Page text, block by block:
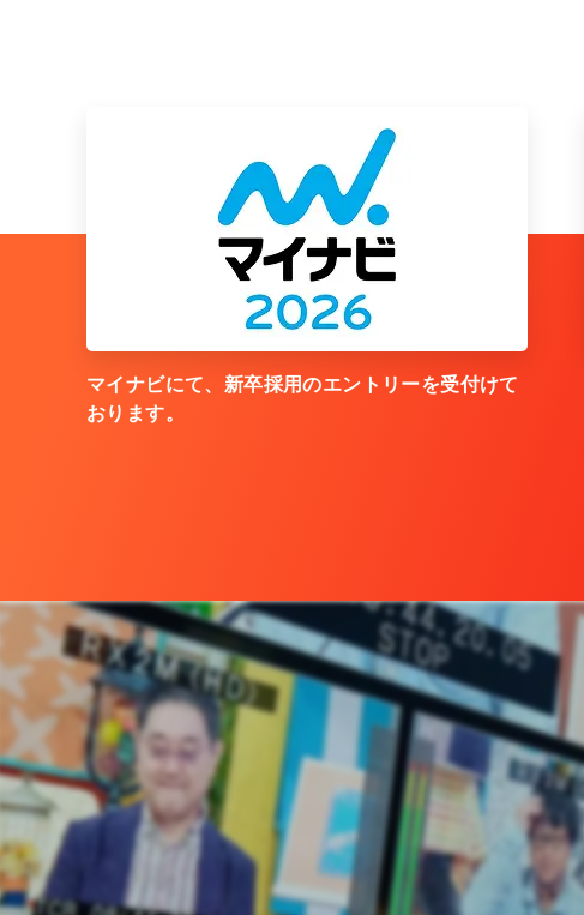
マイナビにて、新卒採用のエントリーを受付けて
おります。